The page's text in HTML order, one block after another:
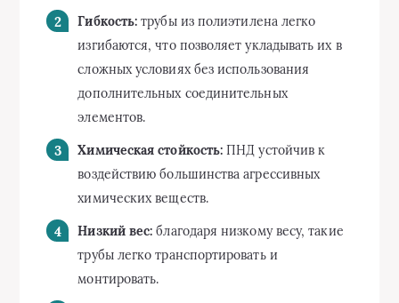
Гибкость: трубы из полиэтилена легко
изгибаются, что позволяет укладывать их в
сложных условиях без использования
дополнительных соединительных
элементов.
Химическая стойкость: ПНД устойчив к
воздействию большинства агрессивных
химических веществ.
Низкий вес: благодаря низкому весу, такие
трубы легко транспортировать и
монтировать.